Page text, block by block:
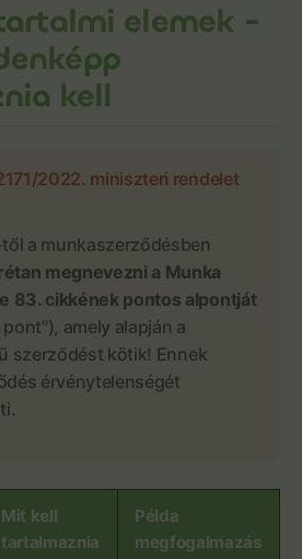
elemek -
kell
2022. miniszteri rendelet
a munkaszerződésben
megnevezni a Munka
83. cikkének pontos alpontját
amely alapján a
szerződést kötik! Ennek
érvénytelenségét
Mit kell
tartalmaznia
Példa
megfogalmazás